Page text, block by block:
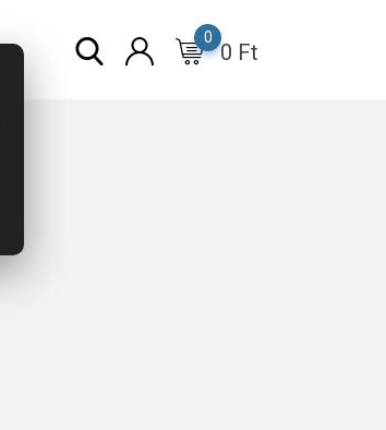
0 Ft
0